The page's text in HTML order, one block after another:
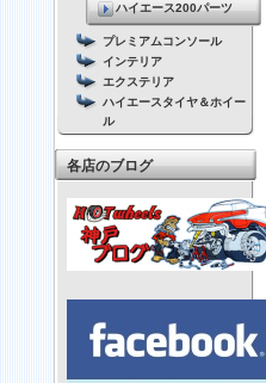
ハイエース200パーツ
プレミアムコンソール
インテリア
エクステリア
ハイエースタイヤ＆ホイー
ル
各店のブログ